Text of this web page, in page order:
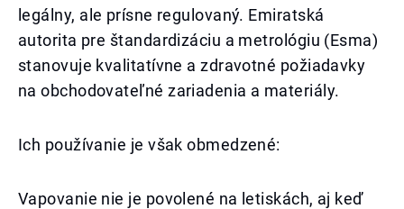
legálny, ale prísne regulovaný. Emiratská
autorita pre štandardizáciu a metrológiu (Esma)
stanovuje kvalitatívne a zdravotné požiadavky
na obchodovateľné zariadenia a materiály.
Ich používanie je však obmedzené:
Vapovanie nie je povolené na letiskách, aj keď